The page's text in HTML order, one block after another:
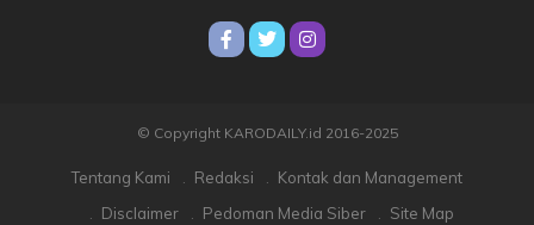
© Copyright KARODAILY.id 2016-2025
Tentang Kami Redaksi
Kontak dan Management
Disclaimer
Pedoman Media Siber Site Map